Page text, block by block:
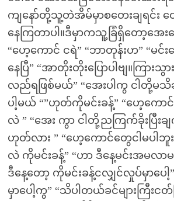
ကျနော်တို့သူ့တဲအိမ်မှာစတေးချရင်း ထွေ
နေကြတာပါ။ဒီမှာကသူ့ခြံရှိတော့အေ
“ဟေ့ကောင် ငရဲ” “ဘာတုန်းဟ” “မင်
နေပြီ” “အာတိုးတိုးပြောပါဗျ။ကြာ
လည်ရဖြစ်မယ်” “အေးပါကွ ငါတို့မသိ
ပါ့မယ် “”ဟုတ်ကိုမင်းခန့်” “ဟေ့ကေ
လဲ ” “အေး ကွာ ငါတို့ညကြက်ခိုးပြီးခ
ဟုတ်လား ” “ဟေ့ကောင်တွေငါမပါဘူး
လဲ ကိုမင်းခန့်” “ဟာ ဒီနေ့မင်းအမလ
ဒီနေ့တော့ ကိုမင်းခန့်ငလျှင်လှုပ်မှာပေါ့
မှာပေါ့ကွ” “သိပါတယ်ခင်များကြီးင